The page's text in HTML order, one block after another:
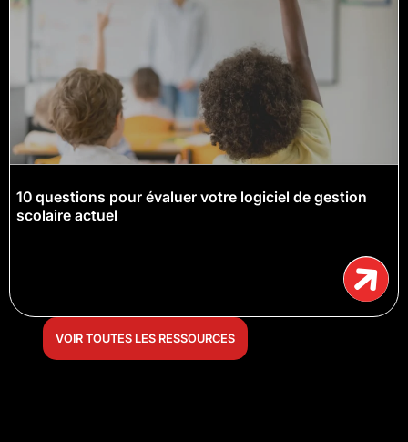
10 questions pour évaluer votre logiciel de gestion
scolaire actuel
VOIR TOUTES LES RESSOURCES